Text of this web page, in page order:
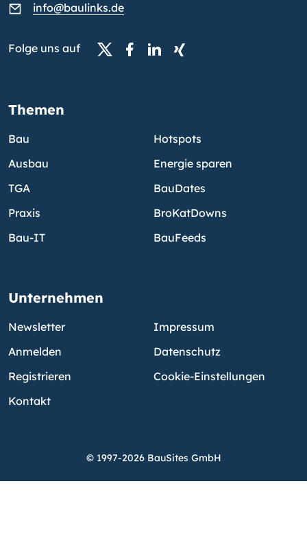
info@baulinks.de
Folge uns auf
Themen
Bau
Ausbau
TGA
Praxis
Bau-IT
Hotspots
Energie sparen
BauDates
BroKatDowns
BauFeeds
Unternehmen
Newsletter
Anmelden
Registrieren
Kontakt
Impressum
Datenschutz
Cookie-Einstellungen
© 1997-2026 BauSites GmbH